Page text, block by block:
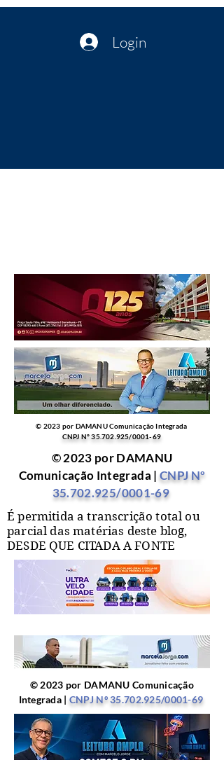
Login
© 2023 por DAMANU Comunicação Integrada
CNPJ Nº35.702.925/0001-69
© 2023 por DAMANU
Comunicação Integrada | CNPJ Nº
35.702.925/0001-69
É permitida a transcrição total ou
parcial das matérias deste blog,
DESDE QUE CITADA A FONTE
© 2023 por DAMANU Comunicação
Integrada | CNPJ Nº35.702.925/0001-69